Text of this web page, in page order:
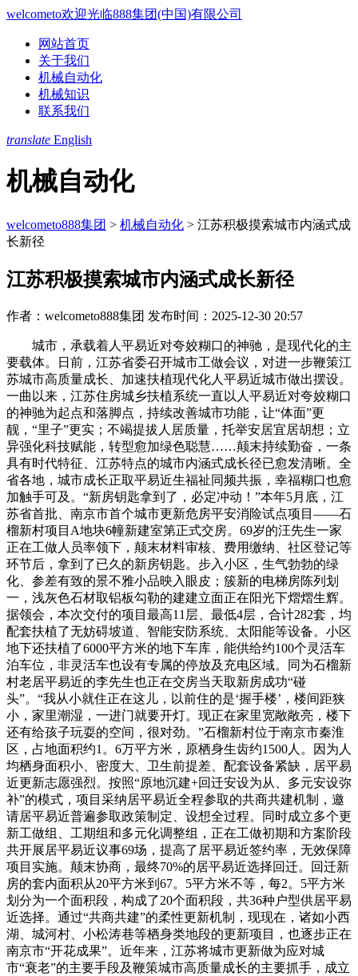
welcometo欢迎光临888集团(中国)有限公司
网站首页
关于我们
机械自动化
机械知识
联系我们
translate English
机械自动化
welcometo888集团 > 机械自动化 > 江苏积极摸索城市内涵式成
长新径
江苏积极摸索城市内涵式成长新径
作者：welcometo888集团 发布时间：2025-12-30 20:57
城市，承载着人平易近对夸姣糊口的神驰，是现代化的主
要载体。日前，江苏省委召开城市工做会议，对进一步鞭策江
苏城市高质量成长、加速扶植现代化人平易近城市做出摆设。
一曲以来，江苏住房城乡扶植系统一直以人平易近对夸姣糊口
的神驰为起点和落脚点，持续改善城市功能，让“体面”更
靓，“里子”更实；不竭提拔人居质量，托举安居宜居胡想；立
异强化科技赋能，转型愈加绿色聪慧……颠末持续勤奋，一条
具有时代特征、江苏特点的城市内涵式成长径已愈发清晰。全
省各地，城市成长正取平易近生福祉同频共振，幸福糊口也愈
加触手可及。“新房钥匙拿到了，必定冲动！”本年5月底，江
苏省首批、南京市首个城市更新危房平安消险试点项目——石
榴新村项目A地块6幢新建室第正式交房。69岁的汪先生一家
正在工做人员率领下，颠末材料审核、费用缴纳、社区登记等
环节后，拿到了已久的新房钥匙。步入小区，生气勃勃的绿
化、参差有致的景不雅小品映入眼皮；簇新的电梯房陈列划
一，浅灰色石材取铝板勾勒的建建立面正在阳光下熠熠生辉。
据领会，本次交付的项目最高11层、最低4层，合计282套，均
配套扶植了无妨碍坡道、智能安防系统、太阳能等设备。小区
地下还扶植了6000平方米的地下车库，能供给约100个灵活车
泊车位，非灵活车也设有专属的停放及充电区域。同为石榴新
村老居平易近的李先生也正在交房当天取新房成功“碰
头”。“我从小就住正在这儿，以前住的是‘握手楼’，楼间距狭
小，家里潮湿，一进门就要开灯。现正在家里宽敞敞亮，楼下
还有给孩子玩耍的空间，很对劲。”石榴新村位于南京市秦淮
区，占地面积约1。6万平方米，原栖身生齿约1500人。因为人
均栖身面积小、密度大、卫生前提差、配套设备紧缺，居平易
近更新志愿强烈。按照“原地沉建+回迁安设为从、多元安设弥
补”的模式，项目采纳居平易近全程参取的共商共建机制，邀
请居平易近普遍参取政策制定、设想全过程。同时成立多个更
新工做组、工期组和多元化调整组，正在工做初期和方案阶段
共开展居平易近议事69场，提高了居平易近签约率，无效保障
项目实施。颠末协商，最终70%的居平易近选择回迁。回迁新
房的套内面积从20平方米到67。5平方米不等，每2。5平方米
划分为一个面积段，构成了20个面积段，共36种户型供居平易
近选择。通过“共商共建”的柔性更新机制，现现在，诸如小西
湖、城河村、小松涛巷等栖身类地段的更新项目，也逐步正在
南京市“开花成果”。近年来，江苏将城市更新做为应对城
市“衰老”的主要手段及鞭策城市高质量成长的主要抓手，成立